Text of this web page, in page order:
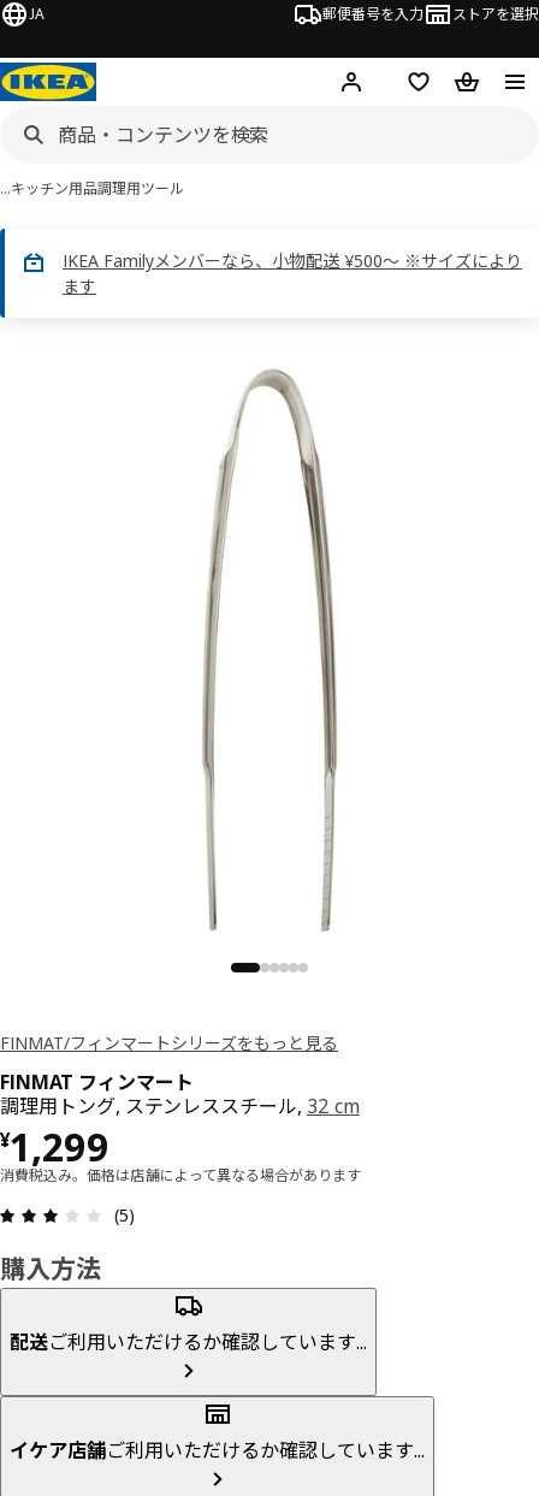
JA 郵便番号を入力 ストアを選択
ログイン・新規入会
欲しいものリスト
カート
…キッチン用品調理用ツール
IKEA Familyメンバーなら、小物配送 ¥500～ ※サイズにより
ます
FINMAT/フィンマートシリーズをもっと見る
FINMAT フィンマート
調理用トング, ステンレススチール, 32 cm
¥1,299
価格 ¥ 1299
消費税込み。価格は店舗によって異なる場合があります
(5)
購入方法
配送ご利用いただけるか確認しています...
イケア店舗ご利用いただけるか確認しています...